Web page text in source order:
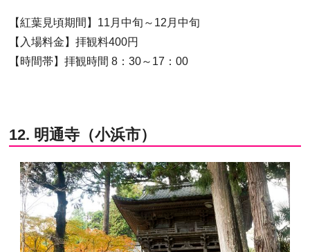
【紅葉見頃期間】11月中旬～12月中旬
【入場料金】拝観料400円
【時間帯】拝観時間 8：30～17：00
12. 明通寺（小浜市）